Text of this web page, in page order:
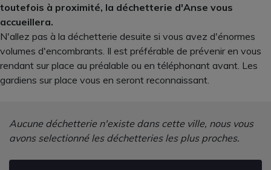
toutefois à proximité, la déchetterie d'Anse vous
accueillera.
N'allez pas à la déchetterie desuite si vous avez d'énormes
volumes d'encombrants. Il est préférable de prévenir en vous
rendant sur place au préalable ou en téléphonant avant. Les
gardiens sur place vous en seront reconnaissant.
Aucune déchetterie n'existe dans cette ville, nous vous
avons selectionné les déchetteries les plus proches.